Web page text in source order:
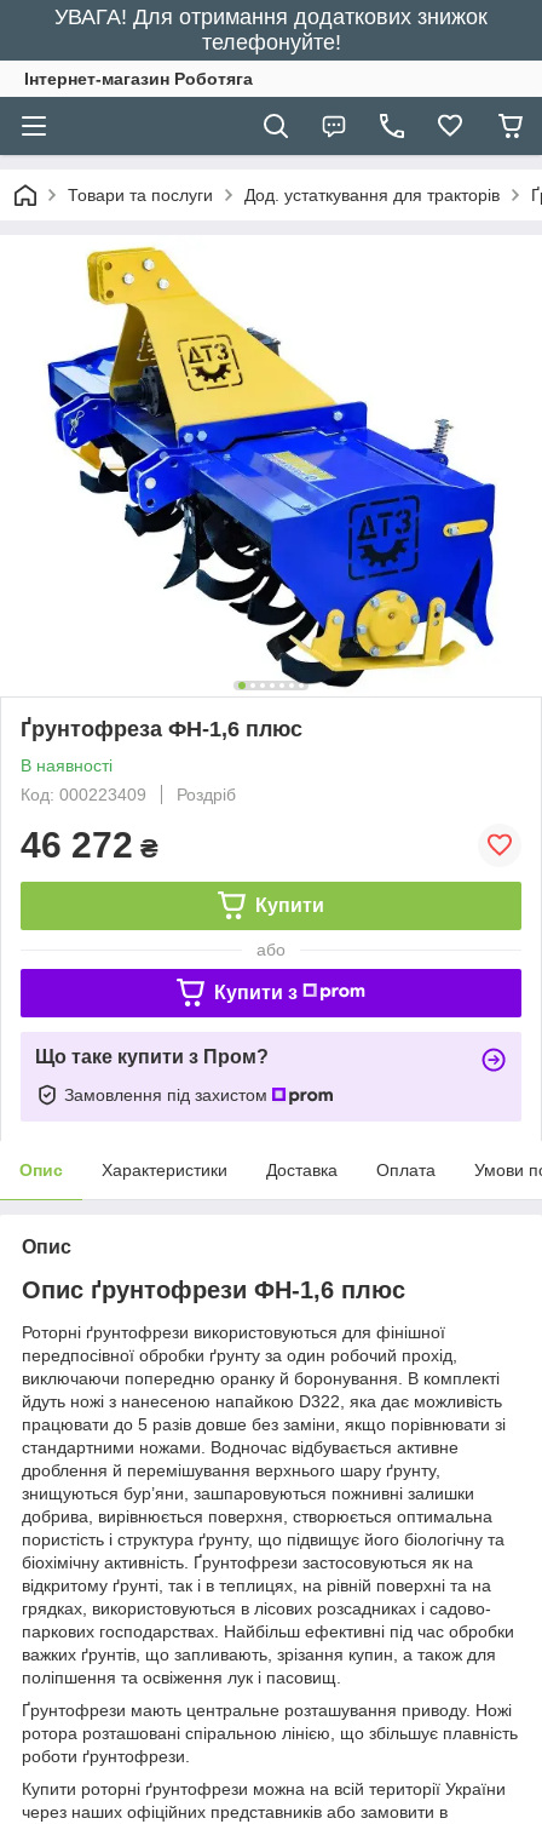
УВАГА! Для отримання додаткових знижок
телефонуйте!
Інтернет-магазин Роботяга
Товари та послуги Дод. устаткування для тракторів
Ґрунтофреза ФН-1,6 плюс
В наявності
Код: 000223409
Роздріб
46 272 ₴
Купити
або
Купити з
Що таке купити з Пром?
Замовлення під захистом
Опис Характеристики Доставка Оплата Умови
Опис
Опис ґрунтофрези ФН-1,6 плюс
Роторні ґрунтофрези використовуються для фінішної
передпосівної обробки ґрунту за один робочий прохід,
виключаючи попередню оранку й боронування. В комплекті
йдуть ножі з нанесеною напайкою D322, яка дає можливість
працювати до 5 разів довше без заміни, якщо порівнювати зі
стандартними ножами. Водночас відбувається активне
дроблення й перемішування верхнього шару ґрунту,
знищуються бур’яни, зашпаровуються пожнивні залишки
добрива, вирівнюється поверхня, створюється оптимальна
пористість і структура ґрунту, що підвищує його біологічну та
біохімічну активність. Ґрунтофрези застосовуються як на
відкритому ґрунті, так і в теплицях, на рівній поверхні та на
грядках, використовуються в лісових розсадниках і садово-
паркових господарствах. Найбільш ефективні під час обробки
важких ґрунтів, що запливають, зрізання купин, а також для
поліпшення та освіження лук і пасовищ.
Ґрунтофрези мають центральне розташування приводу. Ножі
ротора розташовані спіральною лінією, що збільшує плавність
роботи ґрунтофрези.
Купити роторні ґрунтофрези можна на всій території України
через наших офіційних представників або замовити в